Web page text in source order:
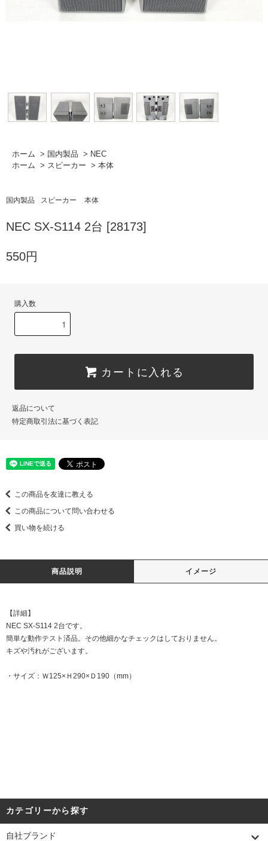
ホーム > 国内製品 > NEC
ホーム > スピーカー > 本体
国内製品 スピーカー 本体
NEC SX-S114 2台 [28173]
550円
購入数
カートに入れる
返品について
特定商取引法に基づく表記
この商品を友達に教える
この商品について問い合わせる
買い物を続ける
商品説明 イメージ
【詳細】
NEC SX-S114 2台です。
簡単な動作テスト済品。その他細かなチェックはしておりません。
キズや汚れがございます。
・サイズ：Ｗ125×Ｈ290×Ｄ190（mm）
カテゴリーから探す
自社ブランド